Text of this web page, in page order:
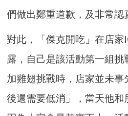
們做出鄭重道歉，及非常認
對此，「傑克開吃」在店家
露，自己是該活動第一組挑
加雞翅挑戰時，店家並未事
後還需要低消」，當天他和